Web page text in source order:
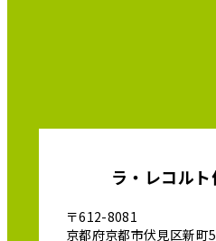
ラ・レコルト
〒612-8081
京都府京都市伏見区新町